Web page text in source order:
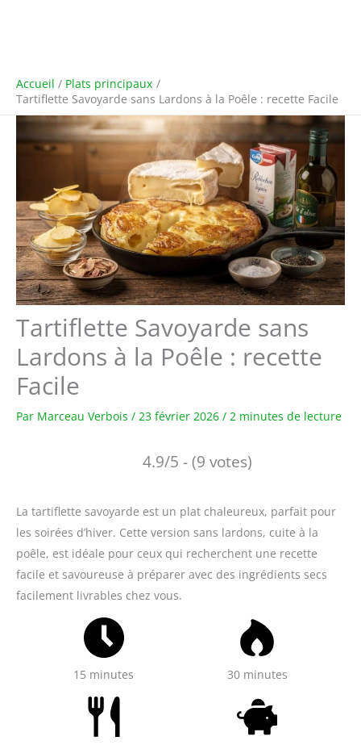
Accueil
Plats principaux
Tartiflette Savoyarde sans Lardons à la Poêle : recette Facile
Tartiflette Savoyarde sans
Lardons à la Poêle : recette
Facile
Par Marceau Verbois / 23 février 2026 / 2 minutes de lecture
4.9/5 - (9 votes)
La tartiflette savoyarde est un plat chaleureux, parfait pour
les soirées d’hiver. Cette version sans lardons, cuite à la
poêle, est idéale pour ceux qui recherchent une recette
facile et savoureuse à préparer avec des ingrédients secs
facilement livrables chez vous.
15 minutes 30 minutes